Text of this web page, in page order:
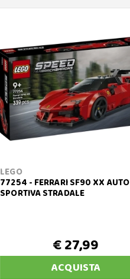
LEGO
77254 - FERRARI SF90 XX AUTO
SPORTIVA STRADALE
€ 27,99
ACQUISTA